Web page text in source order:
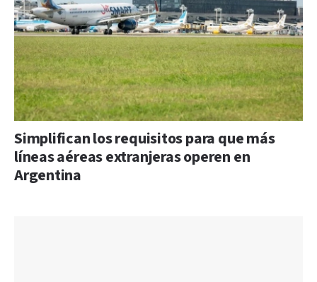
Simplifican los requisitos para que más
líneas aéreas extranjeras operen en
Argentina